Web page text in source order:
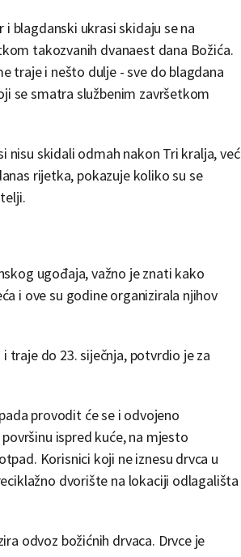
blagdanski ukrasi skidaju se na
takozvanih dvanaest dana Božića.
traje i nešto dulje - sve do blagdana
se smatra službenim završetkom
nisu skidali odmah nakon Tri kralja, već
rijetka, pokazuje koliko su se
ugođaja, važno je znati kako
i ove su godine organizirala njihov
traje do 23. siječnja, potvrdio je za
provodit će se i odvojeno
ispred kuće, na mjesto
Korisnici koji ne iznesu drvca u
dvorište na lokaciji odlagališta
odvoz božićnih drvaca. Drvce je